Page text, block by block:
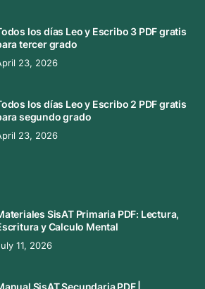
los días Leo y Escribo 3 PDF gratis
tercer grado
23, 2026
los días Leo y Escribo 2 PDF gratis
segundo grado
23, 2026
SisAT Primaria PDF: Lectura,
y Calculo Mental
11, 2026